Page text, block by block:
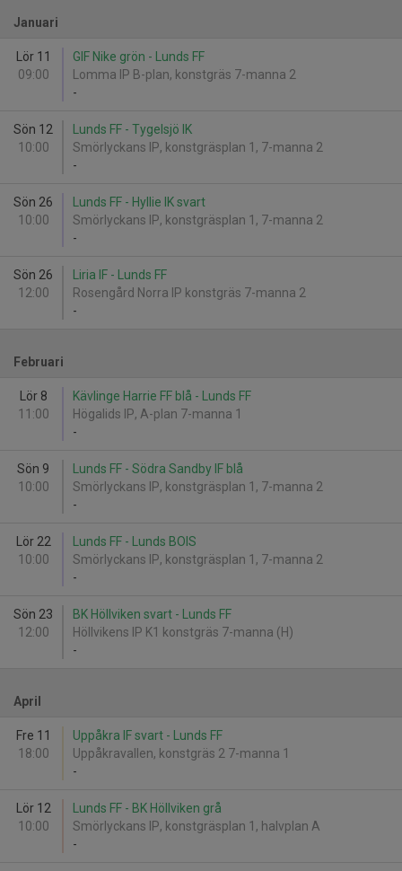
Januari
Lör 11
09:00
GIF Nike grön - Lunds FF
Lomma IP B-plan, konstgräs 7-manna 2
-
Sön 12
10:00
Lunds FF - Tygelsjö IK
Smörlyckans IP, konstgräsplan 1, 7-manna 2
-
Sön 26
10:00
Lunds FF - Hyllie IK svart
Smörlyckans IP, konstgräsplan 1, 7-manna 2
-
Sön 26
12:00
Liria IF - Lunds FF
Rosengård Norra IP konstgräs 7-manna 2
-
Februari
Lör 8
11:00
Kävlinge Harrie FF blå - Lunds FF
Högalids IP, A-plan 7-manna 1
-
Sön 9
10:00
Lunds FF - Södra Sandby IF blå
Smörlyckans IP, konstgräsplan 1, 7-manna 2
-
Lör 22
10:00
Lunds FF - Lunds BOIS
Smörlyckans IP, konstgräsplan 1, 7-manna 2
-
Sön 23
12:00
BK Höllviken svart - Lunds FF
Höllvikens IP K1 konstgräs 7-manna (H)
-
April
Fre 11
18:00
Uppåkra IF svart - Lunds FF
Uppåkravallen, konstgräs 2 7-manna 1
-
Lör 12
10:00
Lunds FF - BK Höllviken grå
Smörlyckans IP, konstgräsplan 1, halvplan A
-